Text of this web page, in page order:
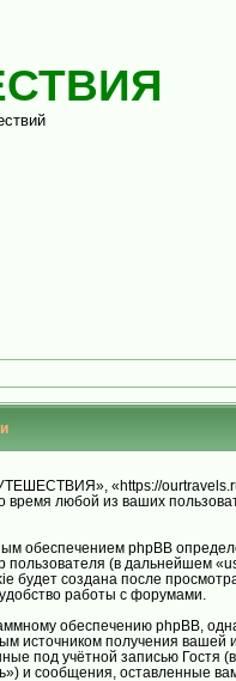
«https://
любой из ваших
phpBB
(в дальнейшем
будет создана после
работы с форумами.
обеспечению phpBB,
источником получения
под учётной записью Гостя
сообщения, оставленные